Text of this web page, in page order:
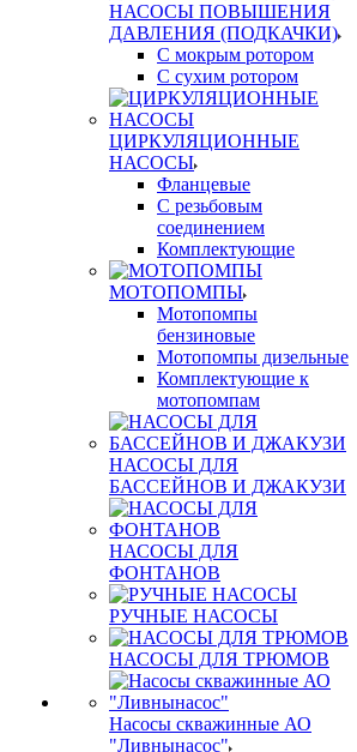
НАСОСЫ ПОВЫШЕНИЯ
ДАВЛЕНИЯ (ПОДКАЧКИ)
С мокрым ротором
С сухим ротором
ЦИРКУЛЯЦИОННЫЕ
НАСОСЫ
Фланцевые
С резьбовым
соединением
Комплектующие
МОТОПОМПЫ
Мотопомпы
бензиновые
Мотопомпы дизельные
Комплектующие к
мотопомпам
НАСОСЫ ДЛЯ
БАССЕЙНОВ И ДЖАКУЗИ
НАСОСЫ ДЛЯ
ФОНТАНОВ
РУЧНЫЕ НАСОСЫ
НАСОСЫ ДЛЯ ТРЮМОВ
Насосы скважинные АО
"Ливнынасос"